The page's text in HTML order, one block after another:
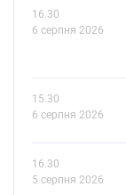
16.30
6 серпня 2026
15.30
6 серпня 2026
16.30
5 серпня 2026